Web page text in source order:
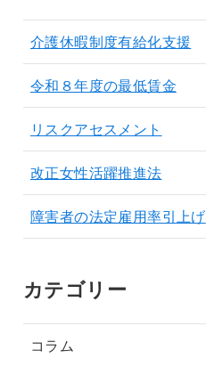
介護休暇制度有給化支援
令和８年度の最低賃金
リスクアセスメント
改正女性活躍推進法
障害者の法定雇用率引上げ
カテゴリー
コラム